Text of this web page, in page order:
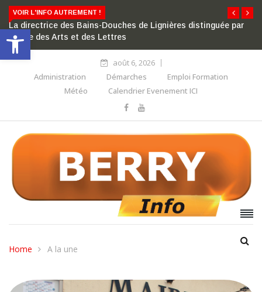
Ouvrir la barre d’outils
VOIR L'INFO AUTREMENT !
La directrice des Bains-Douches de Lignières distinguée par
l’ordre des Arts et des Lettres
août 6, 2026
Administration
Démarches
Emploi Formation
Météo
Calendrier Evenement ICI
Home A la une